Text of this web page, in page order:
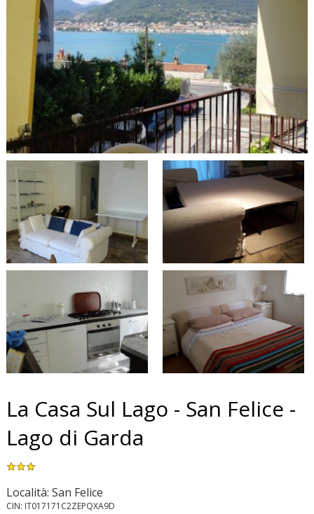
La Casa Sul Lago - San Felice -
Lago di Garda
Località: San Felice
CIN: IT017171C2ZEPQXA9D